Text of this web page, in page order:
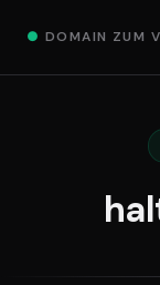
● DOMAIN ZUM